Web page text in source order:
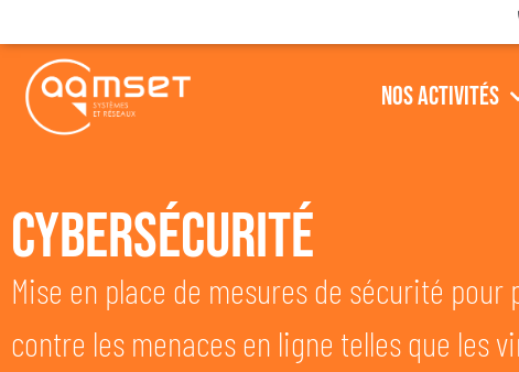
Nos Activités
Cybersécurité
Mise en place de mesures de sécurité
contre les menaces en ligne telles que les